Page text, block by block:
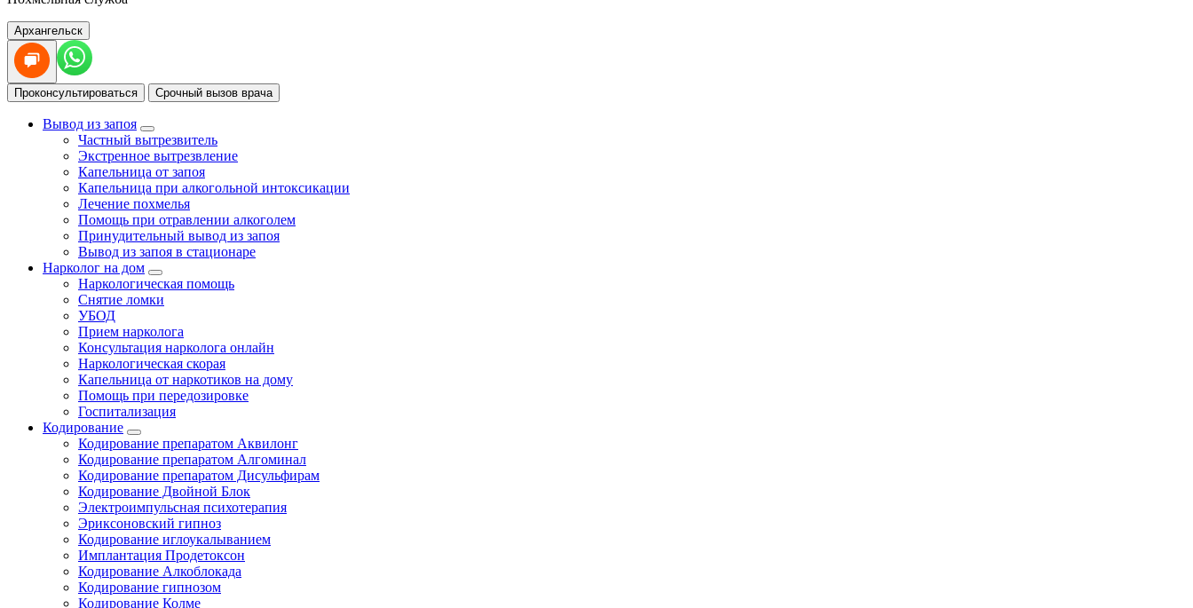
Архангельск
Проконсультироваться Срочный вызов врача
Вывод из запоя
Частный вытрезвитель
Экстренное вытрезвление
Капельница от запоя
Капельница при алкогольной интоксикации
Лечение похмелья
Помощь при отравлении алкоголем
Принудительный вывод из запоя
Вывод из запоя в стационаре
Нарколог на дом
Наркологическая помощь
Снятие ломки
УБОД
Прием нарколога
Консультация нарколога онлайн
Наркологическая скорая
Капельница от наркотиков на дому
Помощь при передозировке
Госпитализация
Кодирование
Кодирование препаратом Аквилонг
Кодирование препаратом Алгоминал
Кодирование препаратом Дисульфирам
Кодирование Двойной Блок
Электроимпульсная психотерапия
Эриксоновский гипноз
Кодирование иглоукалыванием
Имплантация Продетоксон
Кодирование Алкоблокада
Кодирование гипнозом
Кодирование Колме